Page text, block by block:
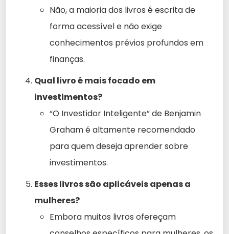
Não, a maioria dos livros é escrita de
forma acessível e não exige
conhecimentos prévios profundos em
finanças.
Qual livro é mais focado em
investimentos?
“O Investidor Inteligente” de Benjamin
Graham é altamente recomendado
para quem deseja aprender sobre
investimentos.
Esses livros são aplicáveis apenas a
mulheres?
Embora muitos livros ofereçam